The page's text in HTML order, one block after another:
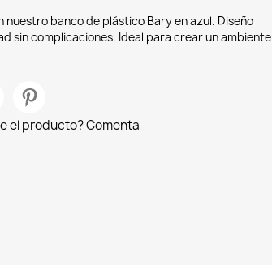
nuestro banco de plástico Bary en azul. Diseño
sin complicaciones. Ideal para crear un ambiente
el producto? Comenta